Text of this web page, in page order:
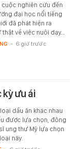
cuộc nghiên cứu đến
đại học nổi tiếng
đã phát hiện ra
về việc nuôi dạy…
- 6 giờ trước
kỳ ưu ái
dầu ăn khác nhau
được lựa chọn, đông
ung thư Mỹ lựa chọn
này.